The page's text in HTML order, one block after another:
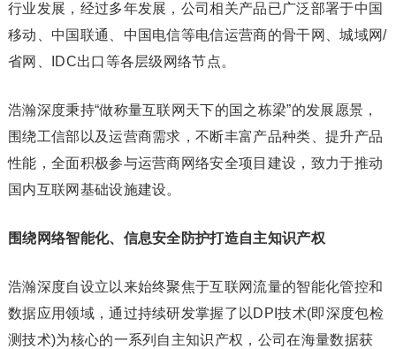
行业发展，经过多年发展，公司相关产品已广泛部署于中国
移动、中国联通、中国电信等电信运营商的骨干网、城域网/
省网、IDC出口等各层级网络节点。
浩瀚深度秉持“做称量互联网天下的国之栋梁”的发展愿景，
围绕工信部以及运营商需求，不断丰富产品种类、提升产品
性能，全面积极参与运营商网络安全项目建设，致力于推动
国内互联网基础设施建设。
围绕网络智能化、信息安全防护打造自主知识产权
浩瀚深度自设立以来始终聚焦于互联网流量的智能化管控和
数据应用领域，通过持续研发掌握了以DPI技术(即深度包检
测技术)为核心的一系列自主知识产权，公司在海量数据获